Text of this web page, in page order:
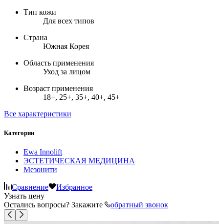
Тип кожи
Для всех типов
Страна
Южная Корея
Область применения
Уход за лицом
Возраст применения
18+, 25+, 35+, 40+, 45+
Все характеристики
Категории
Ewa Innolift
ЭСТЕТИЧЕСКАЯ МЕДИЦИНА
Мезонити
Сравнение
Избранное
Узнать цену
Остались вопросы? Закажите
обратный звонок